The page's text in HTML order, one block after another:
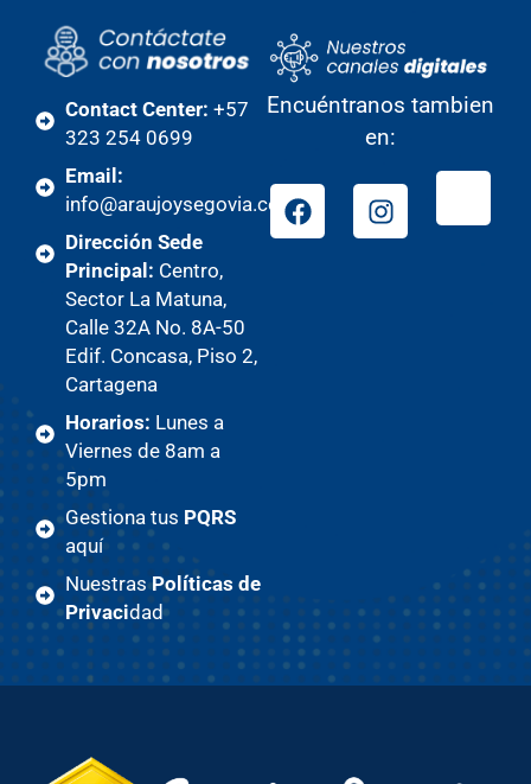
Contact Center: +57
323 254 0699
Email:
info@araujoysegovia.com
Dirección Sede
Principal: Centro,
Sector La Matuna,
Calle 32A No. 8A-50
Edif. Concasa, Piso 2,
Cartagena
Horarios: Lunes a
Viernes de 8am a
5pm
Gestiona tus PQRS
aquí
NuestrasPolíticas de
Privacidad
Encuéntranos tambien
en: